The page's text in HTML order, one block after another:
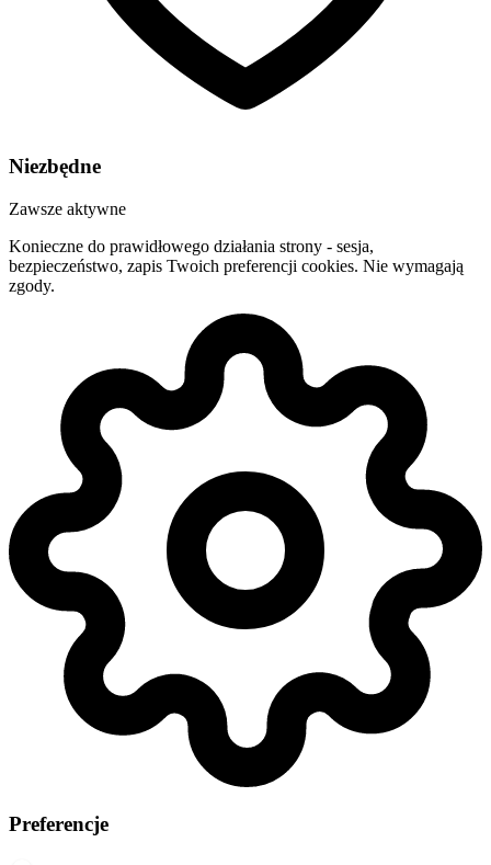
Niezbędne
Zawsze aktywne
Konieczne do prawidłowego działania strony - sesja,
bezpieczeństwo, zapis Twoich preferencji cookies. Nie wymagają
zgody.
Preferencje